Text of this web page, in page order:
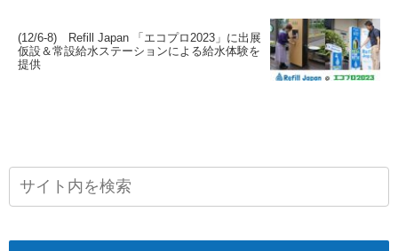
(12/6-8) Refill Japan 「エコプロ2023」に出展
仮設＆常設給水ステーションによる給水体験を
提供